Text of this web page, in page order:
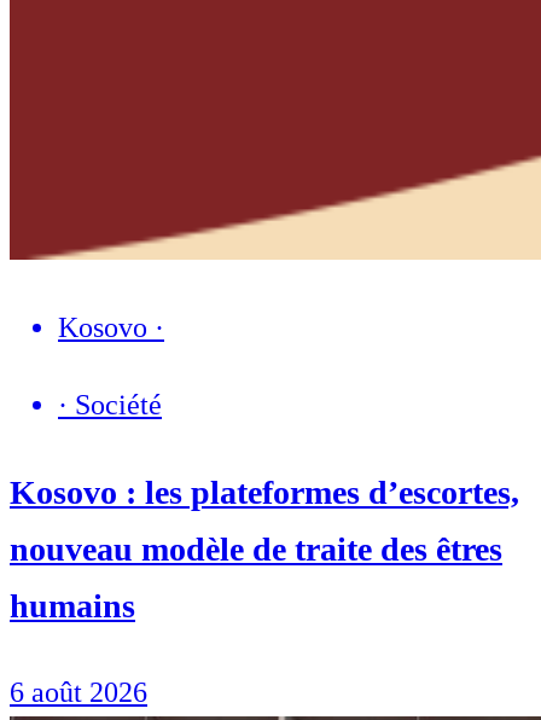
Kosovo ·
· Société
Kosovo : les plateformes d’escortes,
nouveau modèle de traite des êtres
humains
6 août 2026